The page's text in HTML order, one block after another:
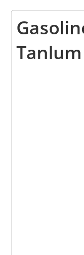
Tanlum